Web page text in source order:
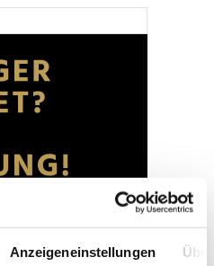
Anzeigeneinstellungen